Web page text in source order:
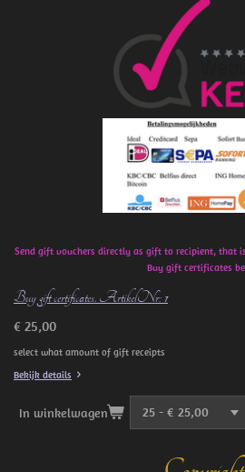
c
b
o
k
Send gift vouchers directly as gift to recipient, that
Buy gift certificates
Buy gift certificates. ArtikelNr: 1
€ 25,00
select what amount of gift receipts
Bekijk details
In winkelwagen